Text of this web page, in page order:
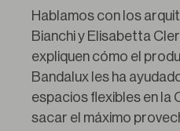
Hablamos con los
Bianchi y Elisabetta
expliquen cómo el
Bandalux les ha
espacios flexibles en la
sacar el máximo